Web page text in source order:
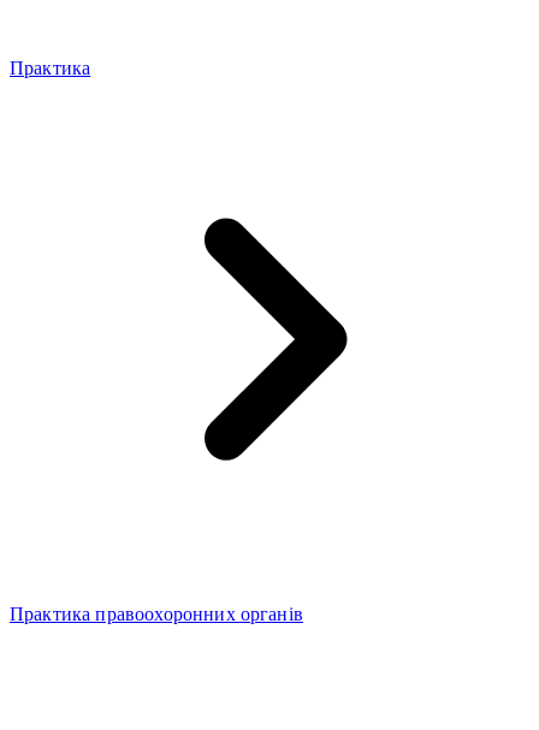
Практика
Практика правоохоронних органів